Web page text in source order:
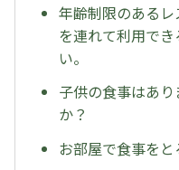
年齢制限のある
を連れて利用で
い。
子供の食事はあ
か？
お部屋で食事を